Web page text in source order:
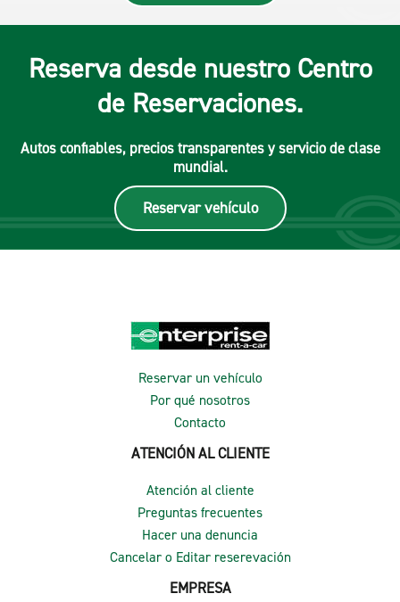
Reserva desde nuestro Centro
de Reservaciones.
Autos confiables, precios transparentes y servicio de clase
mundial.
Reservar vehículo
Reservar un vehículo
Por qué nosotros
Contacto
ATENCIÓN AL CLIENTE
Atención al cliente
Preguntas frecuentes
Hacer una denuncia
Cancelar o Editar reserevación
EMPRESA